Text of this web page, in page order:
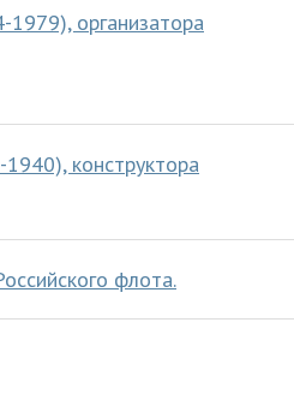
организатора
конструктора
флота.